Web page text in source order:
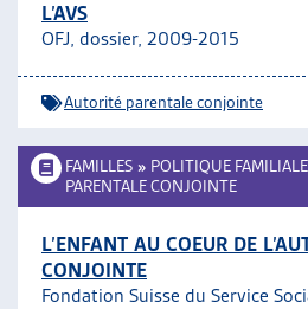
L’AVS
OFJ, dossier, 2009-2015
Autorité parentale conjointe
FAMILLES » POLITIQUE FAMILIALE
PARENTALE CONJOINTE
L’ENFANT AU COEUR DE
CONJOINTE
Fondation Suisse du Service